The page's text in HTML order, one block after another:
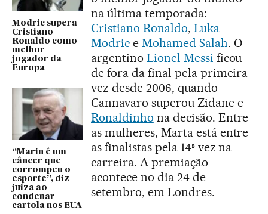
Modric supera
Cristiano
Ronaldo como
melhor
jogador da
Europa
“Marin é um
câncer que
corrompeu o
esporte”, diz
juíza ao
condenar
cartola nos EUA
na última temporada:
Cristiano Ronaldo, Luka
Modrice Mohamed Salah. O
argentino Lionel Messi ficou
de fora da final pela primeira
vez desde 2006, quando
Cannavaro superou Zidane e
Ronaldinho na decisão. Entre
as mulheres, Marta está entre
as finalistas pela 14ª vez na
carreira. A premiação
acontece no dia 24 de
setembro, em Londres.